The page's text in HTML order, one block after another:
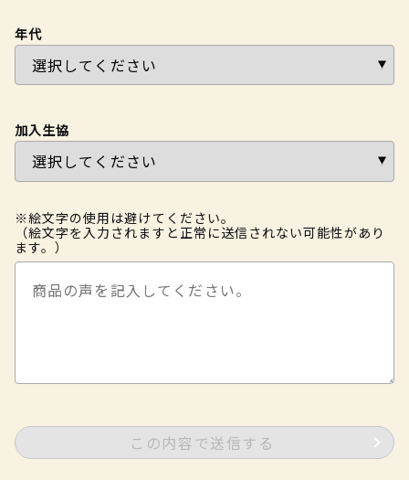
年代
加入生協
※絵文字の使用は避けてください。
（絵文字を入力されますと正常に送信されない可能性があり
ます。）
この内容で送信する